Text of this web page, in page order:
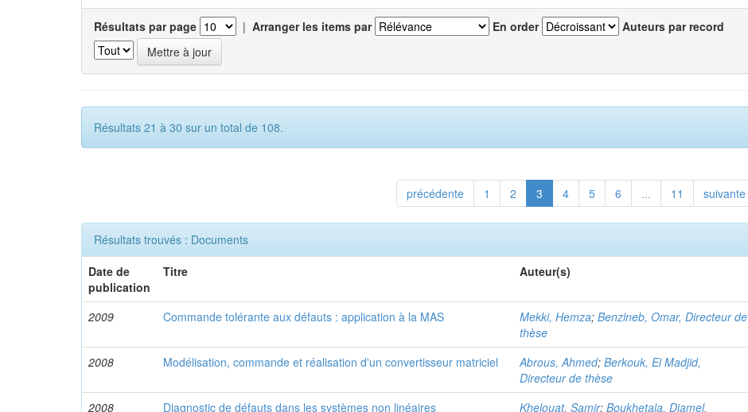
Résultats par page | Arranger les items par En order Auteurs par record
Résultats 21 à 30 sur un total de 108.
précédente 1 2 3 4 5 6 ... 11 suivante
Résultats trouvés : Documents
Date de
publication
Titre Auteur(s)
2009 Commande tolérante aux défauts : application à la MAS Mekki, Hemza;Benzineb, Omar, Directeur de
thèse
2008
Modélisation, commande et réalisation d'un convertisseur matriciel Abrous, Ahmed;Berkouk, El Madjid,
Directeur de thèse
2008
Diagnostic de défauts dans les systèmes non linéaires Khelouat, Samir;Boukhetala, Djamel,